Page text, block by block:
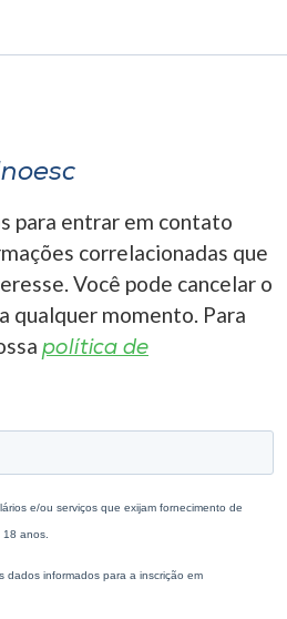
para entrar em contato
correlacionadas que
Você pode cancelar o
qualquer momento. Para
política de